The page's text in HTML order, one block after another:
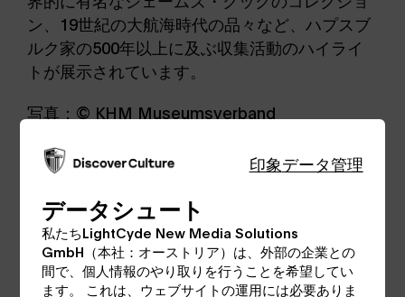
ン、19世紀の大航海時代の品々など、ハプスブ
ルク家の500年以上に及ぶ収集活動のハイライ
トが展示されています。
写真：© KHM Museumsverband
Weltmuseum Wien
データ送信
印象データ管理
データシュート
私たちLightCyde New Media Solutions
GmbH（本社：オーストリア）は、外部の企業との
間で、個人情報のやり取りを行うことを希望してい
ます。 これは、ウェブサイトの運用には必要ありま